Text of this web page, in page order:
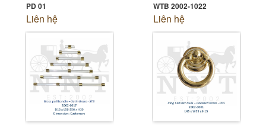
PD 01
Liên hệ
WTB 2002-1022
Liên hệ